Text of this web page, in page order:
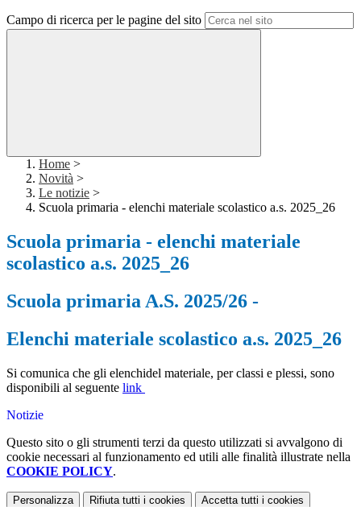
Campo di ricerca per le pagine del sito
Home >
Novità >
Le notizie >
Scuola primaria - elenchi materiale scolastico a.s. 2025_26
Scuola primaria - elenchi materiale
scolastico a.s. 2025_26
Scuola primaria A.S. 2025/26 -
Elenchi materiale scolastico a.s. 2025_26
Si comunica che gli elenchidel materiale, per classi e plessi, sono
disponibili al seguente link
Notizie
Questo sito o gli strumenti terzi da questo utilizzati si avvalgono di
cookie necessari al funzionamento ed utili alle finalità illustrate nella
COOKIE POLICY.
Personalizza Rifiuta tutti i cookies Accetta tutti i cookies